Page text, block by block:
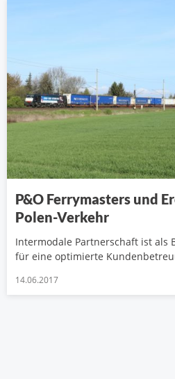
P&O Ferrymasters und
Polen-Verkehr
Intermodale Partnerschaft ist als
für eine optimierte
14.06.2017